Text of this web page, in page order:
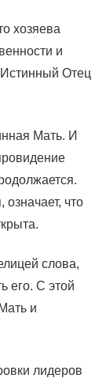
хозяева
и
Истинный Отец
Мать. И
что
слова,
его. С этой
и
лидеров